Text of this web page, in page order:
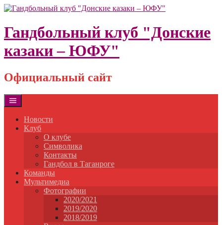
Skip
content
Гандбольный клуб "Донские
казаки – ЮФУ"
Официальный сайт
Новости
Клуб
О клубе
Символика
Контакты
Гандбол в Таганроге
Команды
Мультимедиа
Фотографии
2020/2021
2019/2020
2018/2019